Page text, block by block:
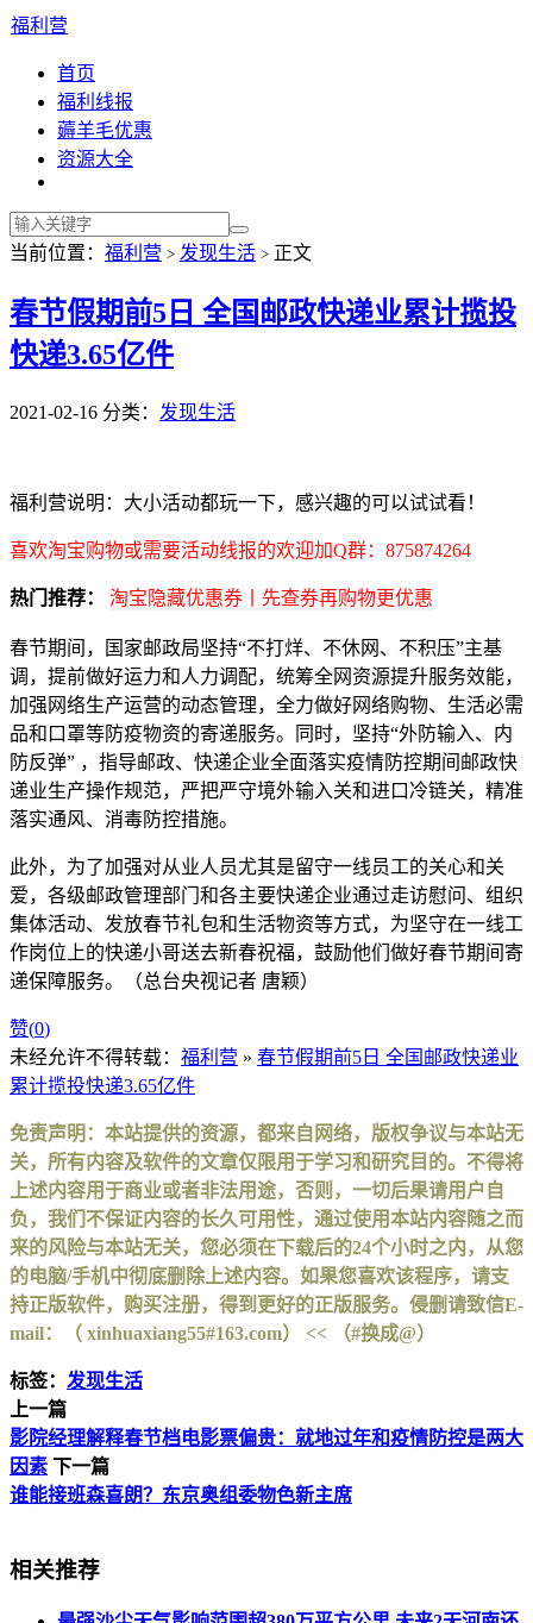
福利营
首页
福利线报
薅羊毛优惠
资源大全
当前位置： 福利营 > 发现生活 > 正文
春节假期前5日 全国邮政快递业累计揽投
快递3.65亿件
2021-02-16 分类： 发现生活
福利营说明：大小活动都玩一下，感兴趣的可以试试看！
喜欢淘宝购物或需要活动线报的欢迎加Q群：875874264
热门推荐： 淘宝隐藏优惠券丨先查券再购物更优惠
春节期间，国家邮政局坚持“不打烊、不休网、不积压”主基
调，提前做好运力和人力调配，统筹全网资源提升服务效能，
加强网络生产运营的动态管理，全力做好网络购物、生活必需
品和口罩等防疫物资的寄递服务。同时，坚持“外防输入、内
防反弹” ，指导邮政、快递企业全面落实疫情防控期间邮政快
递业生产操作规范，严把严守境外输入关和进口冷链关，精准
落实通风、消毒防控措施。
此外，为了加强对从业人员尤其是留守一线员工的关心和关
爱，各级邮政管理部门和各主要快递企业通过走访慰问、组织
集体活动、发放春节礼包和生活物资等方式，为坚守在一线工
作岗位上的快递小哥送去新春祝福，鼓励他们做好春节期间寄
递保障服务。（总台央视记者 唐颖）
赞(0)
未经允许不得转载： 福利营 » 春节假期前5日 全国邮政快递业
累计揽投快递3.65亿件
免责声明：本站提供的资源，都来自网络，版权争议与本站无
关，所有内容及软件的文章仅限用于学习和研究目的。不得将
上述内容用于商业或者非法用途，否则，一切后果请用户自
负，我们不保证内容的长久可用性，通过使用本站内容随之而
来的风险与本站无关，您必须在下载后的24个小时之内，从您
的电脑/手机中彻底删除上述内容。如果您喜欢该程序，请支
持正版软件，购买注册，得到更好的正版服务。侵删请致信E-
mail：（ xinhuaxiang55#163.com） << （#换成@）
标签： 发现生活
上一篇
影院经理解释春节档电影票偏贵：就地过年和疫情防控是两大
因素 下一篇
谁能接班森喜朗？东京奥组委物色新主席
相关推荐